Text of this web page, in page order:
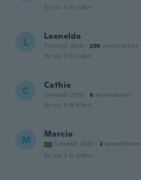
for ca. 3 år siden
L Leenelda
Tilmeldt 2016 · 299 anmeldelser
for ca. 3 år siden
C Cathie
Tilmeldt 2019 · 6 anmeldelser
for ca. 3 år siden
M Marcio
Tilmeldt 2022 · 2 anmeldelser
for ca. 3 år siden